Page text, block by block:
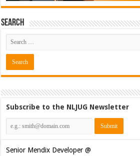
Search
Subscribe to the NLJUG Newsletter
Senior Mendix Developer @